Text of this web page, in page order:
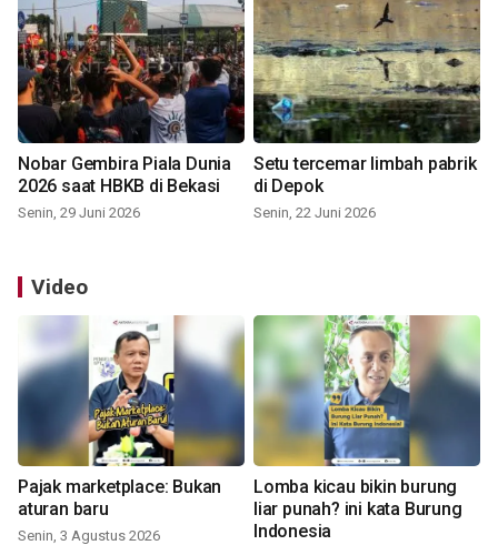
Nobar Gembira Piala Dunia
2026 saat HBKB di Bekasi
Senin, 29 Juni 2026
Setu tercemar limbah pabrik
di Depok
Senin, 22 Juni 2026
Video
Pajak marketplace: Bukan
aturan baru
Senin, 3 Agustus 2026
Lomba kicau bikin burung
liar punah? ini kata Burung
Indonesia